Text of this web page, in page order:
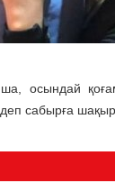
осындай
сабырға